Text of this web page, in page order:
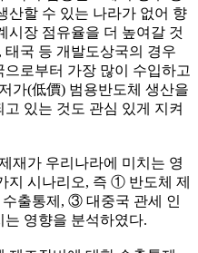
산할 수 있는 나라가 없어 향
시장 점유율을 더 높여갈 것
국 등 개발도상국의 경우
로부터 가장 많이 수입하고
가(低價) 범용반도체 생산을
있는 것도 관심 있게 지켜
재가 우리나라에 미치는 영
지 시나리오, 즉 ① 반도체 제
출통제, ③ 대중국 관세 인
영향을 분석하였다.